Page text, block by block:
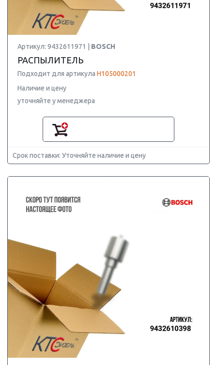
Артикул: 9432611971 | BOSCH
РАСПЫЛИТЕЛЬ
Подходит для артикула H105000201
Наличие и цену
уточняйте у менеджера
Срок поставки: Уточняйте наличие и цену